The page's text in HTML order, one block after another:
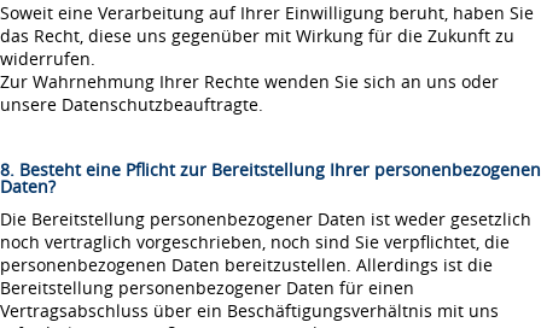
Soweit eine Verarbeitung auf Ihrer Einwilligung beruht, haben Sie
das Recht, diese uns gegenüber mit Wirkung für die Zukunft zu
widerrufen.
Zur Wahrnehmung Ihrer Rechte wenden Sie sich an uns oder
unsere Datenschutzbeauftragte.
8. Besteht eine Pflicht zur Bereitstellung Ihrer personenbezogenen
Daten?
Die Bereitstellung personenbezogener Daten ist weder gesetzlich
noch vertraglich vorgeschrieben, noch sind Sie verpflichtet, die
personenbezogenen Daten bereitzustellen. Allerdings ist die
Bereitstellung personenbezogener Daten für einen
Vertragsabschluss über ein Beschäftigungsverhältnis mit uns